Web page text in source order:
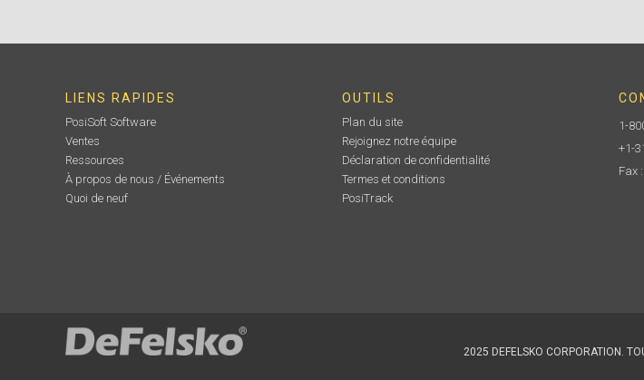
LIENS RAPIDES
PosiSoft Software
Ventes
Ressources
À propos de nous / Événements
Quoi de neuf
OUTILS
Plan du site
Rejoignez notre équipe
Déclaration de confidentialité
Termes et conditions
PosiTrack
1-
+1-
Fax
2025 DEFELSKO CORPORATION.